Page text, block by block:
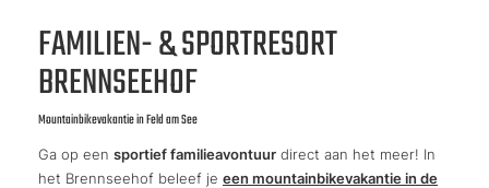
FAMILIEN- & SPORTRESORT
BRENNSEEHOF
Mountainbikevakantie in Feld am See
Ga op een sportief familieavontuur direct aan het meer! In
het Brennseehof beleef je een mountainbikevakantie in de